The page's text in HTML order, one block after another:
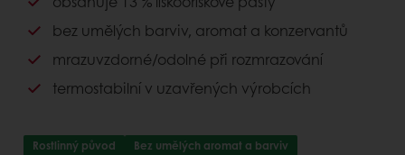
Výhody pro spotřebitele
lahodná chuť a krémová konzistence
bez umělých barviv, aromat a konzervantů
bez palmového oleje
bez umělých barviv, aromat a konzervantů
mrazuvzdorné/odolné při rozmrazování
termostabilní v uzavřených výrobcích
Rostlinný původ
Bez umělých aromat a barviv